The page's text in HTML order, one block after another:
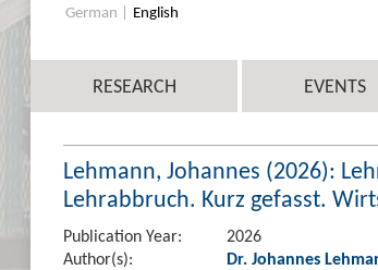
German English
RESEARCH EVENTS
Lehmann, Johannes (2026):
Lehrabbruch. Kurz gefasst.
Publication Year:
2026
Author(s):
Dr. Johannes